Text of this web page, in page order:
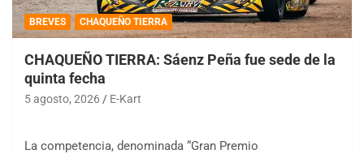
BREVES CHAQUEÑO TIERRA
CHAQUEÑO TIERRA: Sáenz Peña fue sede de la
quinta fecha
5 agosto, 2026 E-Kart
La competencia, denominada “Gran Premio